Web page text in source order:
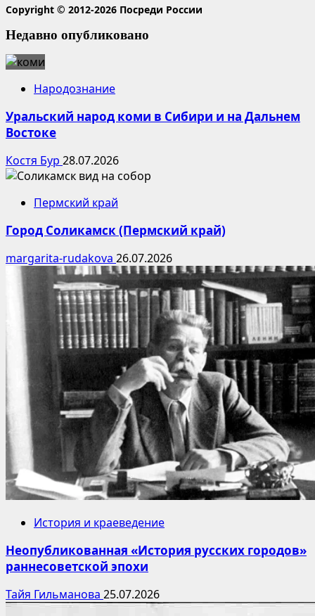
Copyright © 2012-2026 Посреди России
Недавно опубликовано
Народознание
Уральский народ коми в Сибири и на Дальнем
Востоке
Костя Бур 28.07.2026
Пермский край
Город Соликамск (Пермский край)
margarita-rudakova 26.07.2026
История и краеведение
Неопубликованная «История русских городов»
раннесоветской эпохи
Тайя Гильманова 25.07.2026